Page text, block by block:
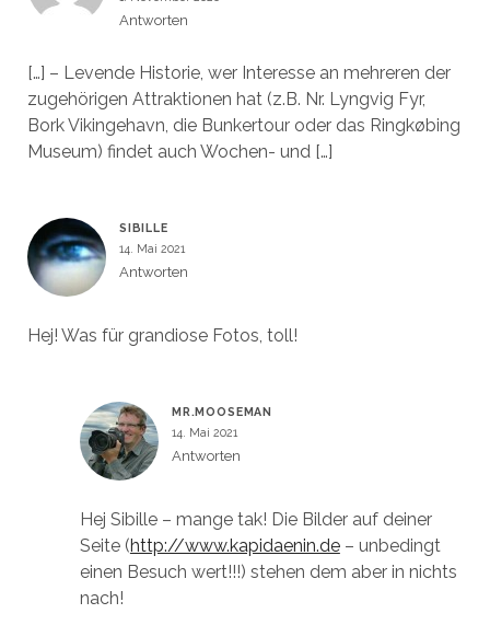
Antworten
[…] – Levende Historie, wer Interesse an mehreren der
zugehörigen Attraktionen hat (z.B. Nr. Lyngvig Fyr,
Bork Vikingehavn, die Bunkertour oder das Ringkøbing
Museum) findet auch Wochen- und […]
SIBILLE
14. Mai 2021
Antworten
Hej! Was für grandiose Fotos, toll!
MR.MOOSEMAN
14. Mai 2021
Antworten
Hej Sibille – mange tak! Die Bilder auf deiner
Seite (http://www.kapidaenin.de– unbedingt
einen Besuch wert!!!) stehen dem aber in nichts
nach!